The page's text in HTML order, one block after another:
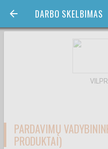
DARBO SKELBIMAS
PARDAVIMŲ
PRODUKTAI)